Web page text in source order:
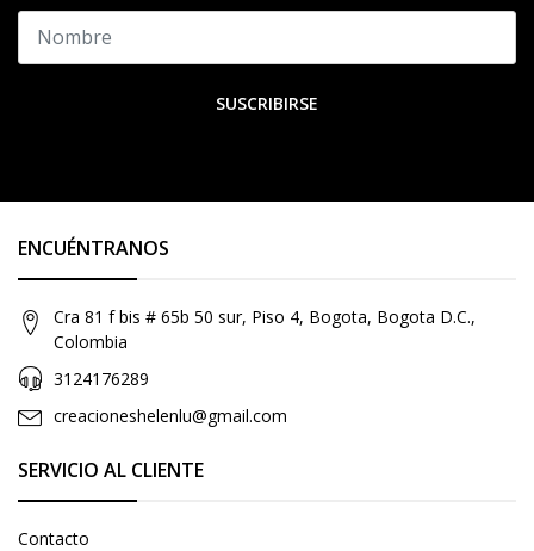
SUSCRIBIRSE
ENCUÉNTRANOS
Cra 81 f bis # 65b 50 sur, Piso 4, Bogota, Bogota D.C.,
Colombia
3124176289
creacioneshelenlu@gmail.com
SERVICIO AL CLIENTE
Contacto